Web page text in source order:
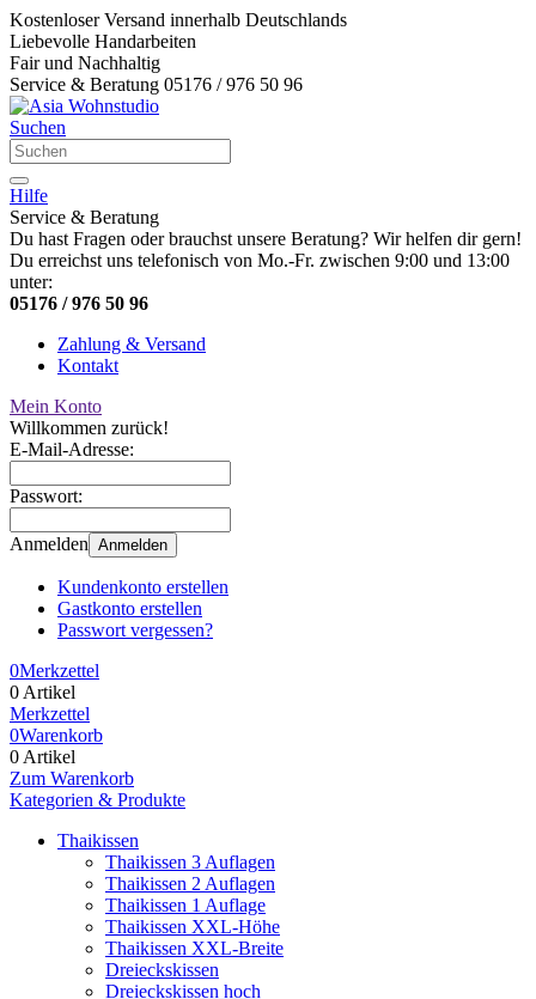
Kostenloser Versand innerhalb Deutschlands
Liebevolle Handarbeiten
Fair und Nachhaltig
Service & Beratung 05176 / 976 50 96
Suchen
Hilfe
Service & Beratung
Du hast Fragen oder brauchst unsere Beratung? Wir helfen dir gern!
Du erreichst uns telefonisch von Mo.-Fr. zwischen 9:00 und 13:00
unter:
05176 / 976 50 96
Zahlung & Versand
Kontakt
Mein Konto
Willkommen zurück!
E-Mail-Adresse:
Passwort:
Anmelden Anmelden
Kundenkonto erstellen
Gastkonto erstellen
Passwort vergessen?
0Merkzettel
0 Artikel
Merkzettel
0Warenkorb
0 Artikel
Zum Warenkorb
Kategorien & Produkte
Thaikissen
Thaikissen 3 Auflagen
Thaikissen 2 Auflagen
Thaikissen 1 Auflage
Thaikissen XXL-Höhe
Thaikissen XXL-Breite
Dreieckskissen
Dreieckskissen hoch